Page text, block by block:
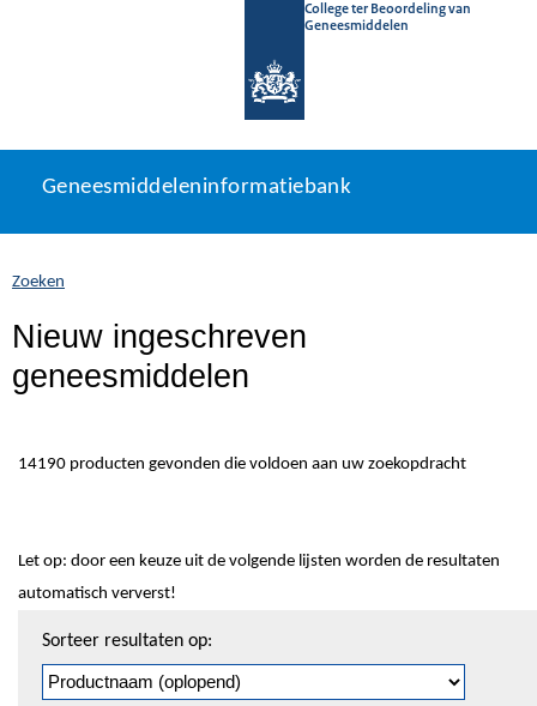
College ter Beoordeling van
Geneesmiddelen
naar
Geneesmiddeleninformatiebank
U
zich
hier:
Geneesmiddeleninformatiebank
Zoeken
Nieuw ingeschreven
geneesmiddelen
14190 producten gevonden die voldoen aan uw zoekopdracht
Let op: door een keuze uit de volgende lijsten worden de resultaten
automatisch ververst!
pagineren
Sorteer resultaten op: